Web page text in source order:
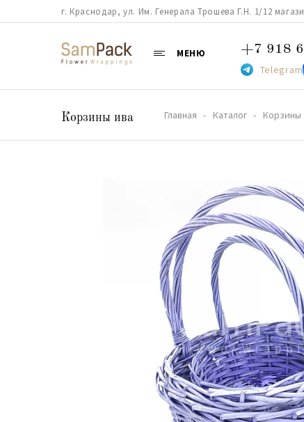
г. Краснодар, ул. Им. Генерала Трошева Г.Н. 1/12
МЕНЮ +7 918
Telegram
Корзины ива Главная Каталог Корзины